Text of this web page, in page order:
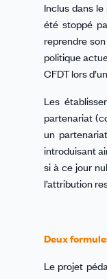
Inclus dans
été stoppé
reprendre
politique
CFDT lors
Les
partenariat
un
introduisant
si à ce jour
l’attribution
Deux
Le projet